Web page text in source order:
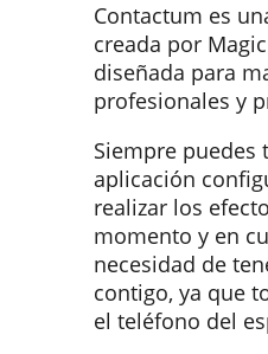
Contactum es
creada por
diseñada para
profesionales y
Siempre puedes
aplicación
realizar los
momento y en
necesidad de
contigo, ya que
el teléfono del